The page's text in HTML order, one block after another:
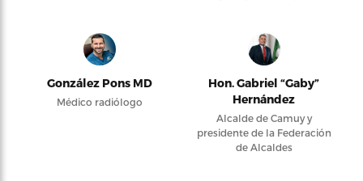
González Pons MD
Médico radiólogo
Hon. Gabriel “Gaby”
Hernández
Alcalde de Camuy y
presidente de la Federación
de Alcaldes